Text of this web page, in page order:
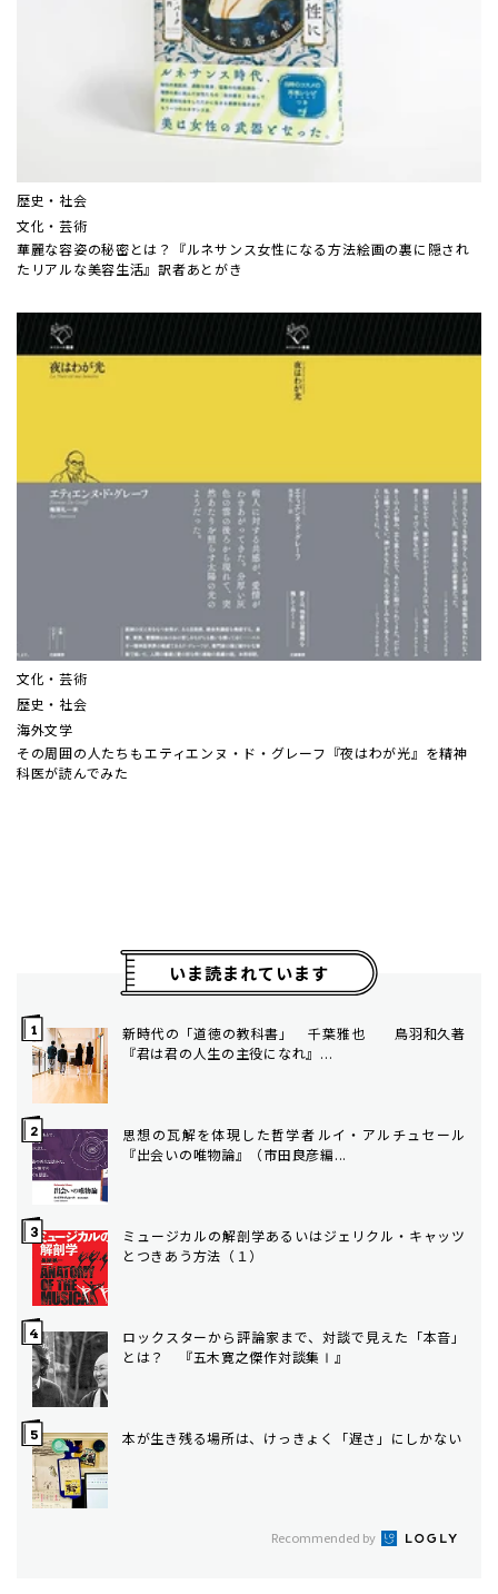
歴史・社会
文化・芸術
華麗な容姿の秘密とは？『ルネサンス女性になる方法――絵画の裏に隠され
たリアルな美容生活』訳者あとがき
文化・芸術
歴史・社会
海外文学
その周囲の人たちも――エティエンヌ・ド・グレーフ『夜はわが光』を精神
科医が読んでみた
いま読まれています
新時代の「道徳の教科書」 千葉雅也 ――鳥羽和久著
『君は君の人生の主役になれ』...
思想の瓦解を体現した哲学者――ルイ・アルチュセール
『出会いの唯物論』（市田良彦編...
ミュージカルの解剖学――あるいはジェリクル・キャッツ
とつきあう方法（１）
ロックスターから評論家まで、対談で見えた「本音」
とは？ 『五木寛之傑作対談集Ⅰ』
本が生き残る場所は、けっきょく「遅さ」にしかない
Recommended by